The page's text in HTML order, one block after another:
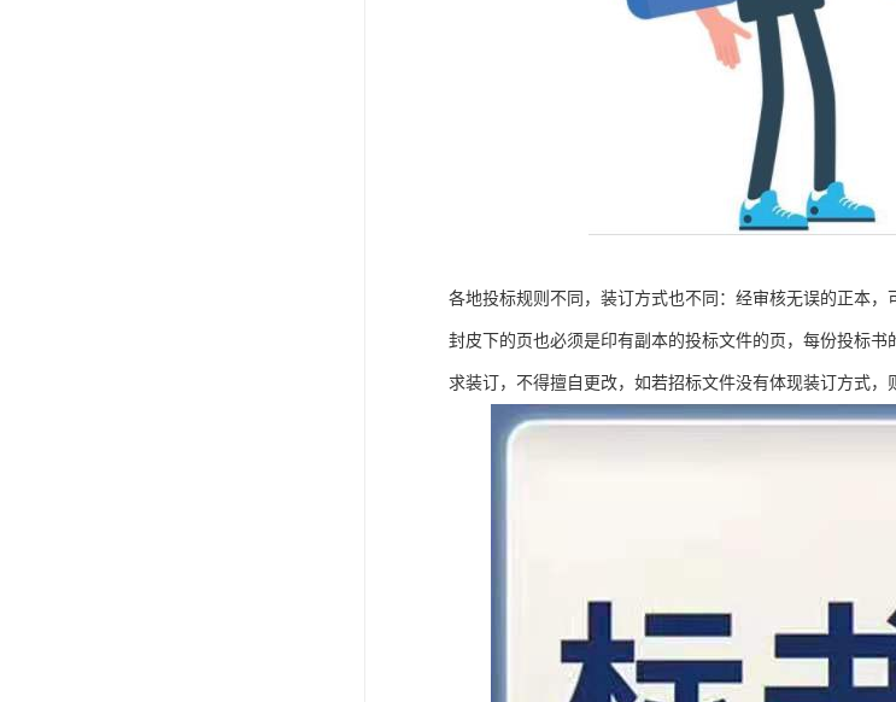
各地投标规则不同，装订方式也不同：经审核无误的正本
封皮下的页也必须是印有副本的投标文件的页，每份投标
求装订，不得擅自更改，如若招标文件没有体现装订方式，